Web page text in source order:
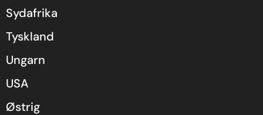
Sydafrika
Tyskland
Ungarn
USA
Østrig